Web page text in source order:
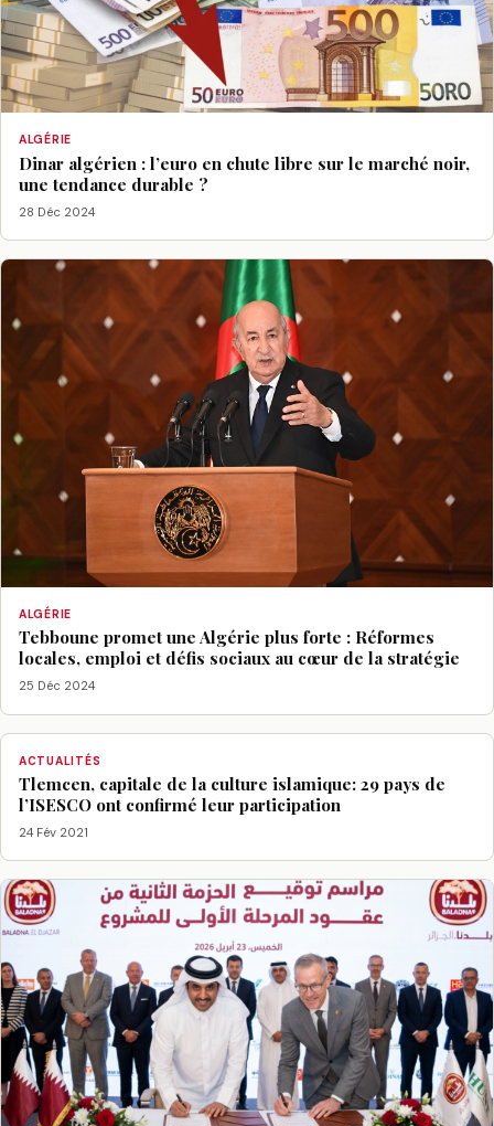
ALGÉRIE
Dinar algérien : l’euro en chute libre sur le marché noir,
une tendance durable ?
28 Déc 2024
ALGÉRIE
Tebboune promet une Algérie plus forte : Réformes
locales, emploi et défis sociaux au cœur de la stratégie
25 Déc 2024
ACTUALITÉS
Tlemcen, capitale de la culture islamique: 29 pays de
l’ISESCO ont confirmé leur participation
24 Fév 2021